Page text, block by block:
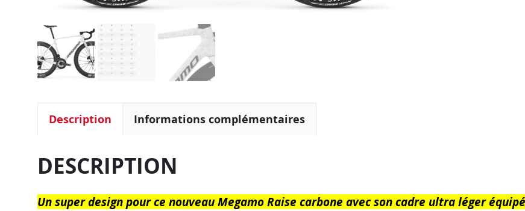
Description Informations complémentaires
DESCRIPTION
Un super design pour ce nouveau Megamo Raise carbone avec son cadre ultra léger